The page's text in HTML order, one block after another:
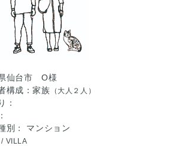
仙台市 O様
構成：家族 （大人２人）
：
別： マンション
/ VILLA